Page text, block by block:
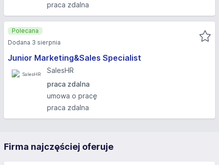
praca zdalna
Junior Marketing&Sales Specialist
SalesHR
praca zdalna
umowa o pracę
praca zdalna
Polecana
Dodana 3 sierpnia
Firma najczęściej oferuje